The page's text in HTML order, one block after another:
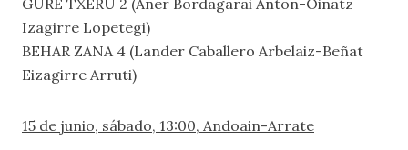
GURE TXERU 2 (Aner Bordagarai Anton-Oinatz
Izagirre Lopetegi)
BEHAR ZANA 4 (Lander Caballero Arbelaiz-Beñat
Eizagirre Arruti)
15 de junio, sábado, 13:00, Andoain-Arrate